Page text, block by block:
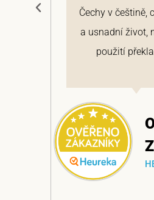
Čechy v češtině,
a usnadní život,
použití